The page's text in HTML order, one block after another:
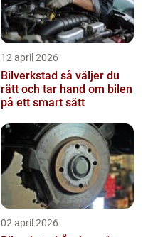
12 april 2026
Bilverkstad så väljer du
rätt och tar hand om bilen
på ett smart sätt
02 april 2026